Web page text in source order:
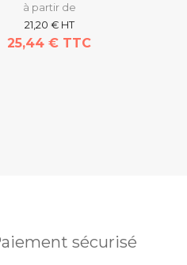
à partir de
21,20 € HT
25,44 € TTC
sécurisé